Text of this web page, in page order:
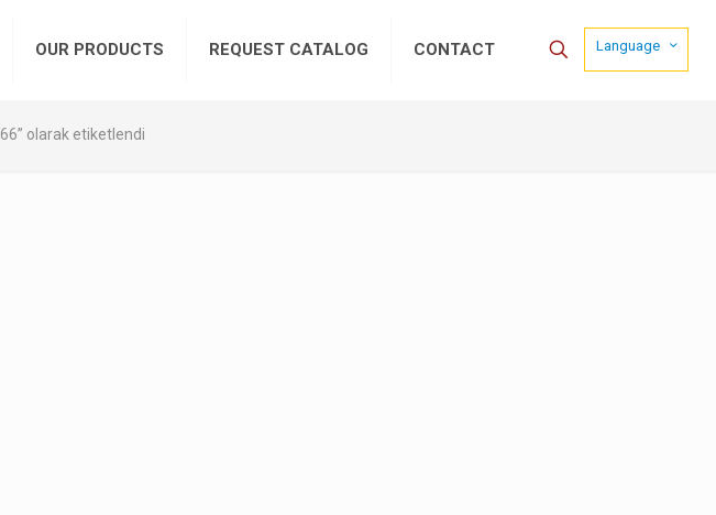
OUR PRODUCTS REQUEST CATALOG CONTACT Language
olarak etiketlendi